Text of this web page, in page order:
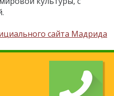
сайта Мадрида